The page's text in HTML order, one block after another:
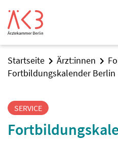
Startseite Ärzt:innen
Fortbildungskalender Berlin
SERVICE